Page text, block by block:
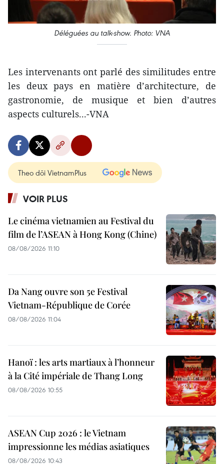
Déléguées au talk-show. Photo: VNA
Les intervenants ont parlé des similitudes entre
les deux pays en matière d’architecture, de
gastronomie, de musique et bien d’autres
aspects culturels...-VNA
Theo dõi VietnamPlus
VOIR PLUS
Le cinéma vietnamien au Festival du
film de l’ASEAN à Hong Kong (Chine)
08/08/2026 11:10
Da Nang ouvre son 5e Festival
Vietnam-République de Corée
08/08/2026 11:04
Hanoï : les arts martiaux à l’honneur
à la Cité impériale de Thang Long
08/08/2026 10:55
ASEAN Cup 2026 : le Vietnam
impressionne les médias asiatiques
08/08/2026 10:43